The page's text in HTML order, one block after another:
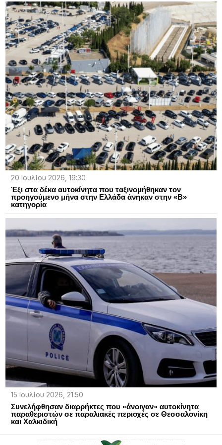
20 Ιουλίου 2026, 19:30
Έξι στα δέκα αυτοκίνητα που ταξινομήθηκαν τον
προηγούμενο μήνα στην Ελλάδα άνηκαν στην «Β»
κατηγορία
15 Ιουλίου 2026, 21:50
Συνελήφθησαν διαρρήκτες που «άνοιγαν» αυτοκίνητα
παραθεριστών σε παραλιακές περιοχές σε Θεσσαλονίκη
και Χαλκιδική